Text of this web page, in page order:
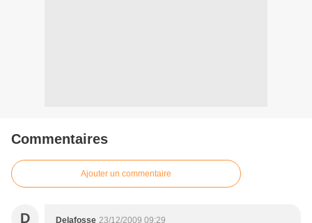
Commentaires
Ajouter un commentaire
D Delafosse 23/12/2009 09:29